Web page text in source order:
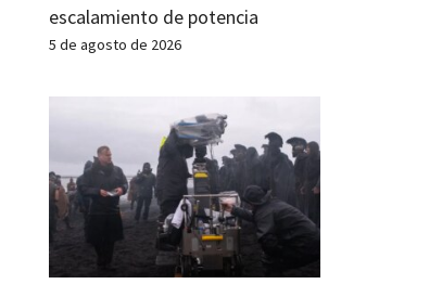
escalamiento de potencia
5 de agosto de 2026